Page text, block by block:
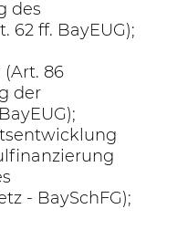
des
62 ff. BayEUG);
86
der
- BaySchFG);